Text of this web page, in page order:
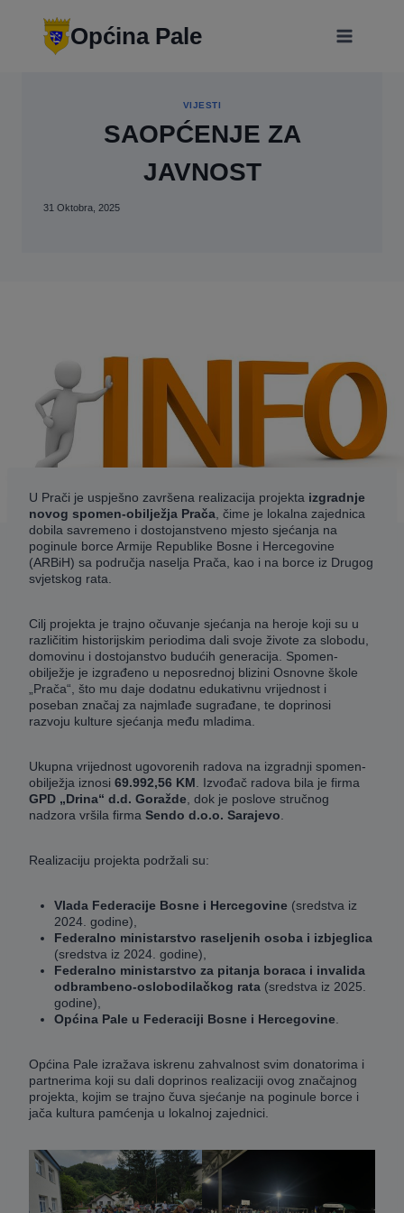
Općina Pale
VIJESTI
SAOPĆENJE ZA
JAVNOST
31 Oktobra, 2025
U Prači je uspješno završena realizacija projekta izgradnje
novog spomen-obilježja Prača, čime je lokalna zajednica
dobila savremeno i dostojanstveno mjesto sjećanja na
poginule borce Armije Republike Bosne i Hercegovine
(ARBiH) sa područja naselja Prača, kao i na borce iz Drugog
svjetskog rata.
Cilj projekta je trajno očuvanje sjećanja na heroje koji su u
različitim historijskim periodima dali svoje živote za slobodu,
domovinu i dostojanstvo budućih generacija. Spomen-
obilježje je izgrađeno u neposrednoj blizini Osnovne škole
„Prača“, što mu daje dodatnu edukativnu vrijednost i
poseban značaj za najmlađe sugrađane, te doprinosi
razvoju kulture sjećanja među mladima.
Ukupna vrijednost ugovorenih radova na izgradnji spomen-
obilježja iznosi 69.992,56 KM. Izvođač radova bila je firma
GPD „Drina“ d.d. Goražde, dok je poslove stručnog
nadzora vršila firma Sendo d.o.o. Sarajevo.
Realizaciju projekta podržali su:
Vlada Federacije Bosne i Hercegovine (sredstva iz
2024. godine),
Federalno ministarstvo raseljenih osoba i izbjeglica
(sredstva iz 2024. godine),
Federalno ministarstvo za pitanja boraca i invalida
odbrambeno-oslobodilačkog rata (sredstva iz 2025.
godine),
Općina Pale u Federaciji Bosne i Hercegovine.
Općina Pale izražava iskrenu zahvalnost svim donatorima i
partnerima koji su dali doprinos realizaciji ovog značajnog
projekta, kojim se trajno čuva sjećanje na poginule borce i
jača kultura pamćenja u lokalnoj zajednici.